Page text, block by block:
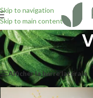
Skip to navigation
Skip to main content
Accueil/Vases
Afficher la barre latérale